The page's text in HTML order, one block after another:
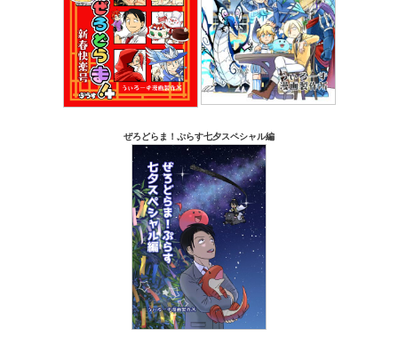
ぜろどらま！ぷらす七夕スペシャル編